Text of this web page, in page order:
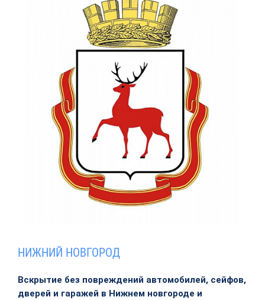
НИЖНИЙ НОВГОРОД
Вскрытие без повреждений автомобилей, сейфов,
дверей и гаражей в Нижнем новгороде и